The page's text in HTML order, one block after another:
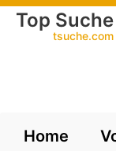
Top Suche
tsuche.com
Home